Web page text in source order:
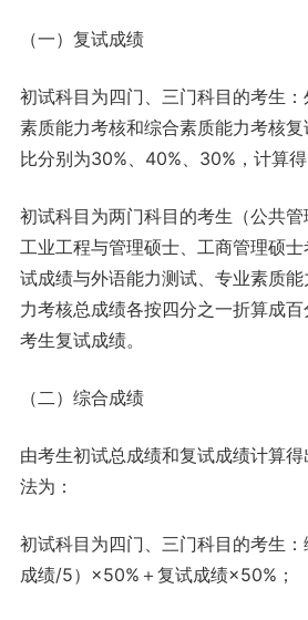
（一）复试成绩
初试科目为四门、三门科目的考生
素质能力考核和综合素质能力考核
比分别为30%、40%、30%，计算得
初试科目为两门科目的考生（公共管
工业工程与管理硕士、工商管理硕
试成绩与外语能力测试、专业素质
力考核总成绩各按四分之一折算成
考生复试成绩。
（二）综合成绩
由考生初试总成绩和复试成绩计算
法为：
初试科目为四门、三门科目的考生
成绩/5）×50%＋复试成绩×50%；